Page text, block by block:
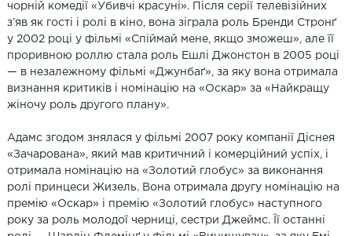
чорній комедії «Убивчі красуні». Після серії телевізійних
з’яв як гості і ролі в кіно, вона зіграла роль Бренди Стронґ
у 2002 році у фільмі «Спіймай мене, якщо зможеш», але її
проривною роллю стала роль Ешлі Джонстон в 2005 році
— в незалежному фільмі «Джунбаґ», за яку вона отримала
визнання критиків і номінацію на «Оскар» за «Найкращу
жіночу роль другого плану».
Адамс згодом знялася у фільмі 2007 року компанії Діснея
«Зачарована», який мав критичний і комерційний успіх, і
отримала номінацію на «Золотий глобус» за виконання
ролі принцеси Жизель. Вона отримала другу номінацію на
премію «Оскар» і премію «Золотий глобус» наступного
року за роль молодої черниці, сестри Джеймс. Її останні